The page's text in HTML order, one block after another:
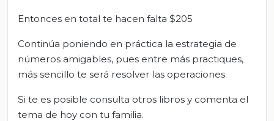
Entonces en total te hacen falta $205
Continúa poniendo en práctica la estrategia de
números amigables, pues entre más practiques,
más sencillo te será resolver las operaciones.
Si te es posible consulta otros libros y comenta el
tema de hoy con tu familia.